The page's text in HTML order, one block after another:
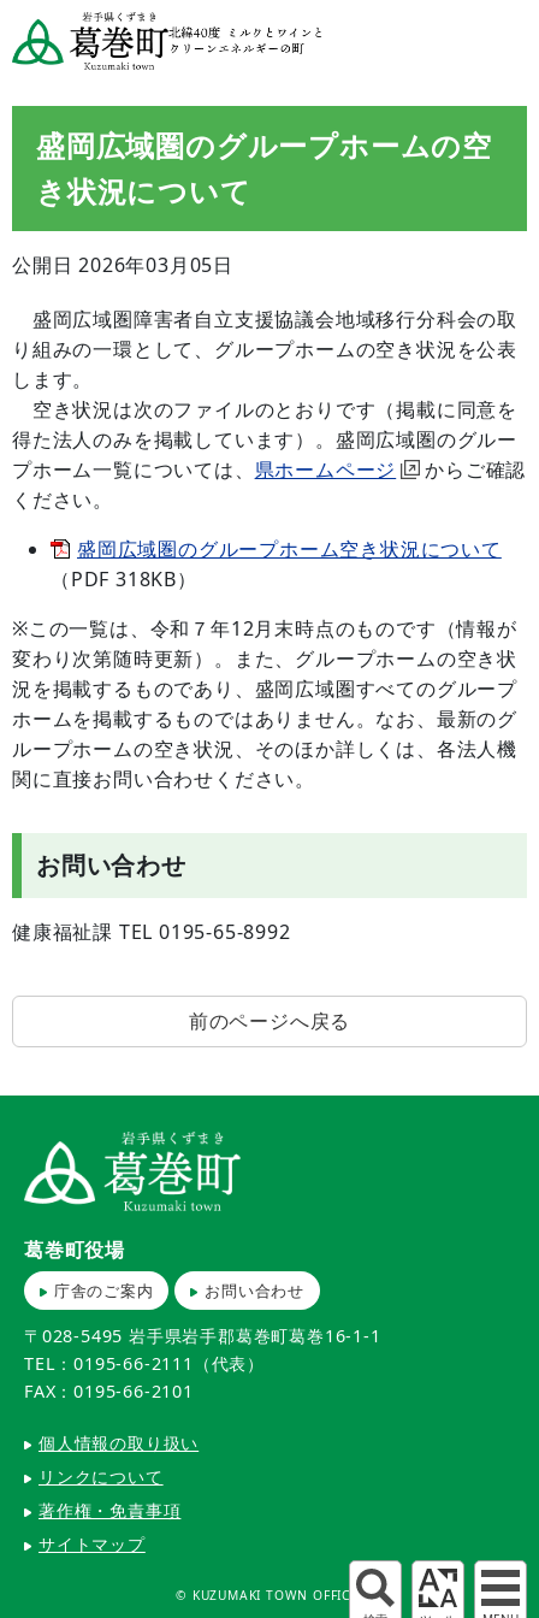
盛岡広域圏のグループホームの空
き状況について
公開日 2026年03月05日
盛岡広域圏障害者自立支援協議会地域移行分科会の取
り組みの一環として、グループホームの空き状況を公表
します。
空き状況は次のファイルのとおりです（掲載に同意を
得た法人のみを掲載しています）。盛岡広域圏のグルー
プホーム一覧については、 県ホームページ
からご確認
ください。
盛岡広域圏のグループホーム空き状況について
（PDF 318KB）
※この一覧は、令和７年12月末時点のものです（情報が
変わり次第随時更新）。また、グループホームの空き状
況を掲載するものであり、盛岡広域圏すべてのグループ
ホームを掲載するものではありません。なお、最新のグ
ループホームの空き状況、そのほか詳しくは、各法人機
関に直接お問い合わせください。
お問い合わせ
健康福祉課 TEL 0195-65-8992
前のページへ戻る
葛巻町役場
庁舎のご案内 お問い合わせ
〒028-5495 岩手県岩手郡葛巻町葛巻16-1-1
TEL：0195-66-2111（代表）
FAX：0195-66-2101
個人情報の取り扱い
リンクについて
著作権・免責事項
サイトマップ
© KUZUMAKI TOWN OFFICE.